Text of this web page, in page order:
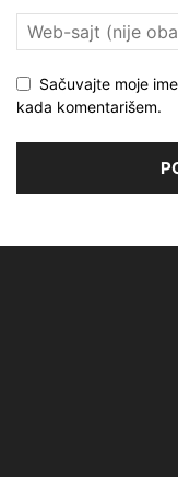
Sačuvajte moje
kada komentarišem.